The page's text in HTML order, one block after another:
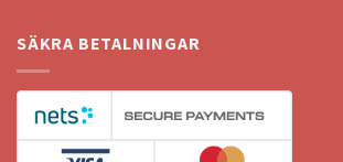
SÄKRA BETALNINGAR